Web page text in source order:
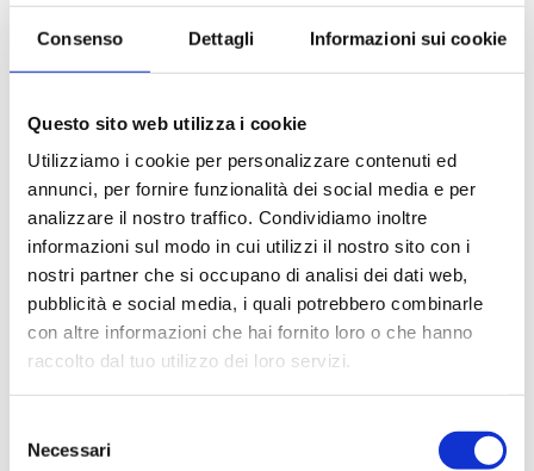
Consenso Dettagli Informazioni sui cookie
Questo sito web utilizza i cookie
Utilizziamo i cookie per personalizzare contenuti ed
annunci, per fornire funzionalità dei social media e per
analizzare il nostro traffico. Condividiamo inoltre
informazioni sul modo in cui utilizzi il nostro sito con i
nostri partner che si occupano di analisi dei dati web,
pubblicità e social media, i quali potrebbero combinarle
con altre informazioni che hai fornito loro o che hanno
raccolto dal tuo utilizzo dei loro servizi.
delNecessari
Arrivo Partenza
1
Fort De France, Martinica
2 11-04-2027
Pointe-à-pitre, Guadalupe